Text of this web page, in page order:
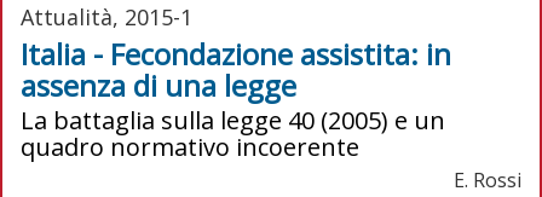
Attualità, 2015-1
Italia - Fecondazione assistita: in
assenza di una legge
La battaglia sulla legge 40 (2005) e un
quadro normativo incoerente
E. Rossi